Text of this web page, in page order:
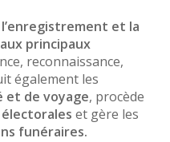
l’enregistrement et la
principaux
reconnaissance,
également les
et de voyage, procède
et gère les
funéraires.